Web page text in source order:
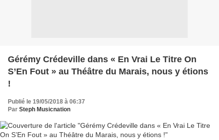
Gérémy Crédeville dans « En Vrai Le Titre On
S’En Fout » au Théâtre du Marais, nous y étions
!
Publié le 19/05/2018 à 06:37
Par Steph Musicnation